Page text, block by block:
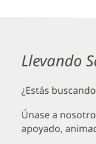
Contenido
de
los
Centros
Llevando
¿Estás
Únase a
apoyado,